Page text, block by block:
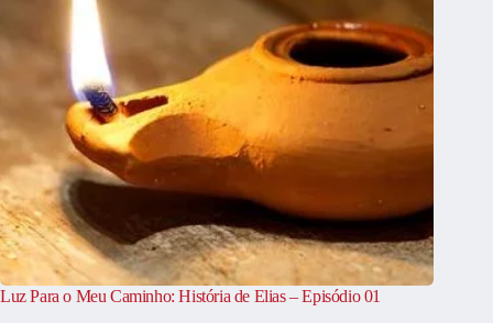
Luz Para o Meu Caminho: História de Elias – Episódio 01